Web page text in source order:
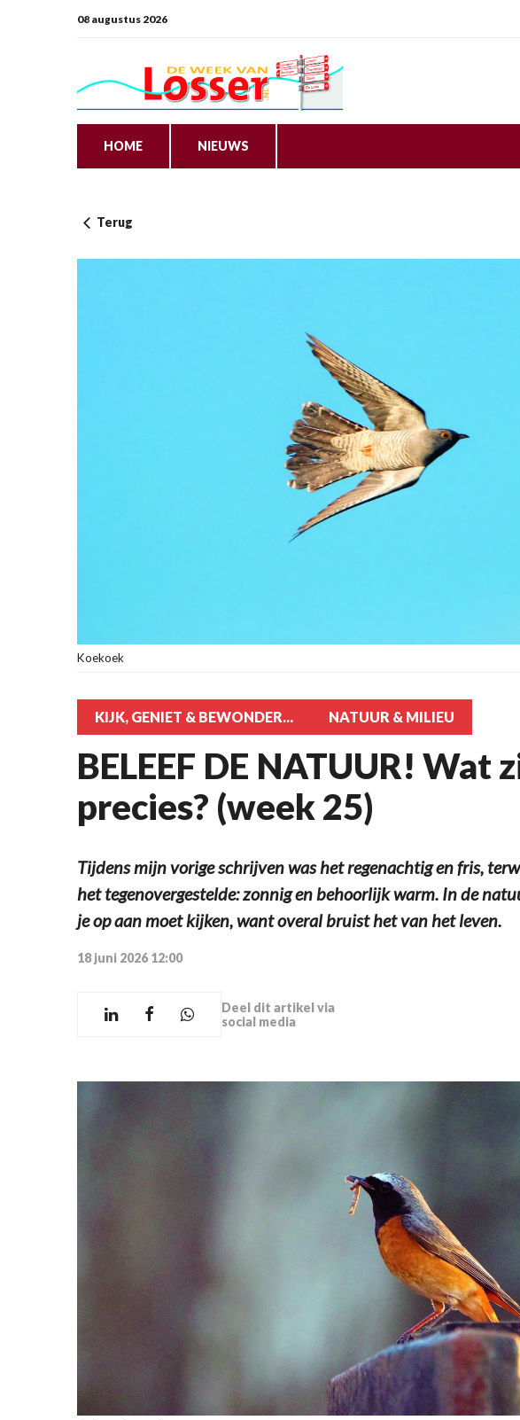
08 augustus 2026
HOME NIEUWS
Terug
Koekoek
KIJK, GENIET & BEWONDER... NATUUR & MILIEU
BELEEF DE NATUUR! Wat
precies? (week 25)
Tijdens mijn vorige schrijven was het regenachtig en fris,
het tegenovergestelde: zonnig en behoorlijk warm. In de
je op aan moet kijken, want overal bruist het van het leven.
18 juni 2026 12:00
Deel dit artikel via
social media